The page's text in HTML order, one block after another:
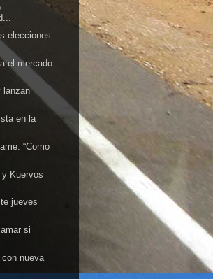
elecciones
el mercado
lanzan
en la
“Como
Kuervos
jueves
si
nueva